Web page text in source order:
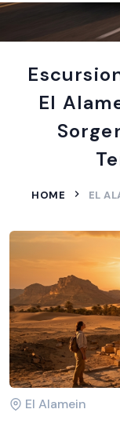
El
HOME EL
El Alamein